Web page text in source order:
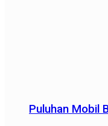
Puluhan Mobil